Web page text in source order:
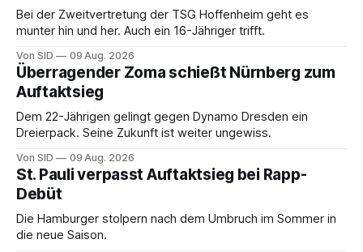
Bei der Zweitvertretung der TSG Hoffenheim geht es
munter hin und her. Auch ein 16-Jähriger trifft.
Von SID 09 Aug. 2026
Überragender Zoma schießt Nürnberg zum
Auftaktsieg
Dem 22-Jährigen gelingt gegen Dynamo Dresden ein
Dreierpack. Seine Zukunft ist weiter ungewiss.
Von SID 09 Aug. 2026
St. Pauli verpasst Auftaktsieg bei Rapp-
Debüt
Die Hamburger stolpern nach dem Umbruch im Sommer in
die neue Saison.